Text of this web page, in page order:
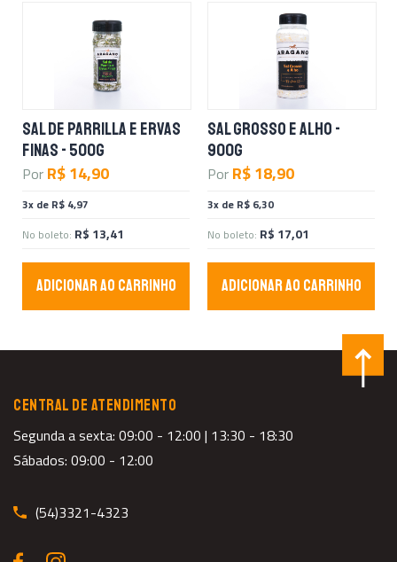
SAL DE PARRILLA E ERVAS
FINAS - 500G
Por R$ 14,90
3x de R$ 4,97
No boleto: R$ 13,41
ADICIONAR AO CARRINHO
SAL GROSSO E ALHO -
900G
Por R$ 18,90
3x de R$ 6,30
No boleto: R$ 17,01
ADICIONAR AO CARRINHO
CENTRAL DE ATENDIMENTO
Segunda a sexta: 09:00 - 12:00 | 13:30 - 18:30
Sábados: 09:00 - 12:00
(54)3321-4323